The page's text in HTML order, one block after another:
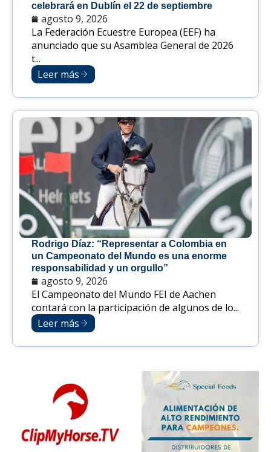
celebrará en Dublín el 22 de septiembre
agosto 9, 2026
La Federación Ecuestre Europea (EEF) ha
anunciado que su Asamblea General de 2026
t...
Leer más
Rodrigo Díaz: “Representar a Colombia en
un Campeonato del Mundo es una enorme
responsabilidad y un orgullo”
agosto 9, 2026
El Campeonato del Mundo FEI de Aachen
contará con la participación de algunos de lo...
Leer más